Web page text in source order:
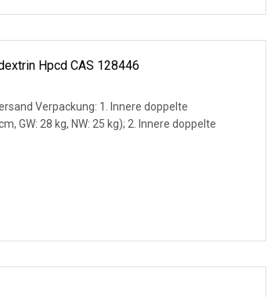
Hpcd CAS 128446
Verpackung: 1. Innere doppelte
NW: 25 kg); 2. Innere doppelte